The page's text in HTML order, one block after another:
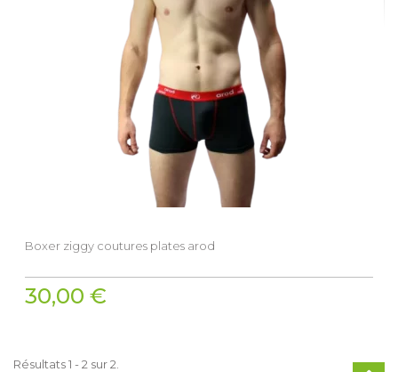
Boxer ziggy coutures plates arod
30,00 €
Résultats 1 - 2 sur 2.